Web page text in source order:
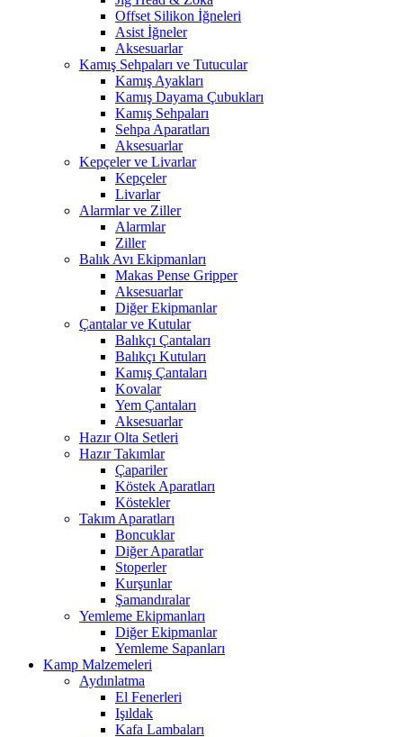
Offset Silikon İğneleri
Asist İğneler
Aksesuarlar
Kamış Sehpaları ve Tutucular
Kamış Ayakları
Kamış Dayama Çubukları
Kamış Sehpaları
Sehpa Aparatları
Aksesuarlar
Kepçeler ve Livarlar
Kepçeler
Livarlar
Alarmlar ve Ziller
Alarmlar
Ziller
Balık Avı Ekipmanları
Makas Pense Gripper
Aksesuarlar
Diğer Ekipmanlar
Çantalar ve Kutular
Balıkçı Çantaları
Balıkçı Kutuları
Kamış Çantaları
Kovalar
Yem Çantaları
Aksesuarlar
Hazır Olta Setleri
Hazır Takımlar
Çapariler
Köstek Aparatları
Köstekler
Takım Aparatları
Boncuklar
Diğer Aparatlar
Stoperler
Kurşunlar
Şamandıralar
Yemleme Ekipmanları
Diğer Ekipmanlar
Yemleme Sapanları
Kamp Malzemeleri
Aydınlatma
El Fenerleri
Işıldak
Kafa Lambaları